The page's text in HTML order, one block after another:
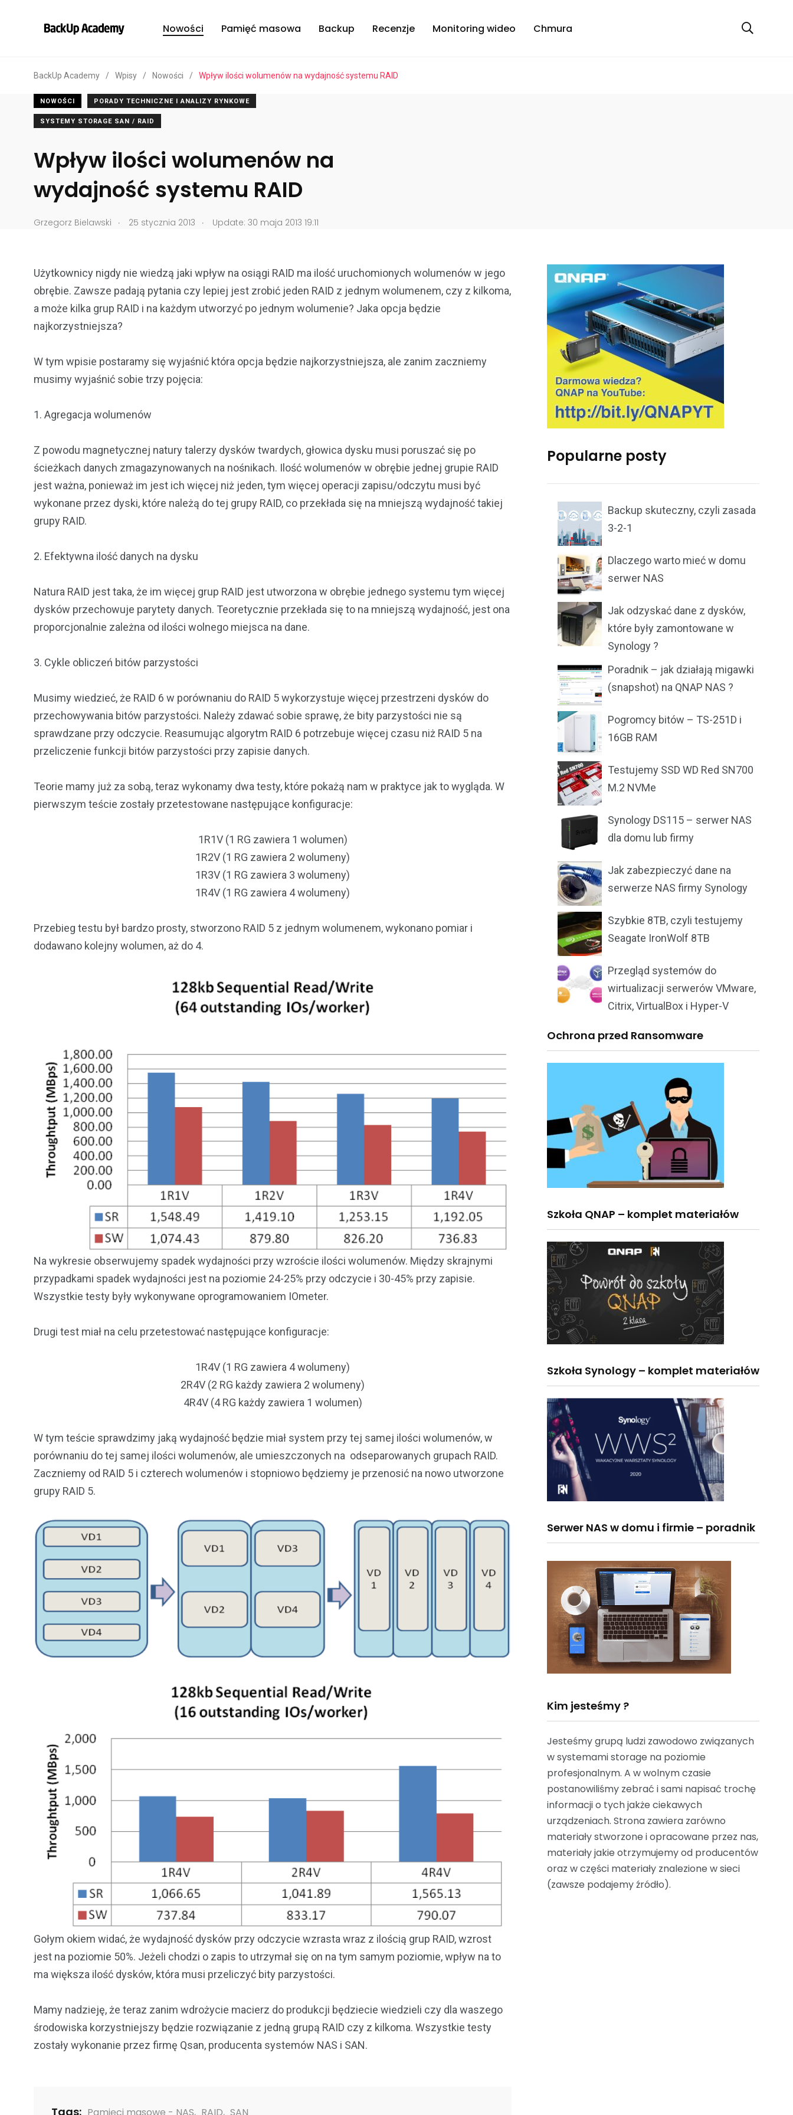
Nowości Pamięć masowa Backup Recenzje Monitoring wideo Chmura
BackUp Academy / Wpisy / Nowości / Wpływ ilości wolumenów na wydajność systemu RAID
NOWOŚCI PORADY TECHNICZNE I ANALIZY RYNKOWE
SYSTEMY STORAGE SAN / RAID
Wpływ ilości wolumenów na
wydajność systemu RAID
Grzegorz Bielawski . 25 stycznia 2013 . Update: 30 maja 2013 19:11
Użytkownicy nigdy nie wiedzą jaki wpływ na osiągi RAID ma ilość uruchomionych wolumenów w jego
obrębie. Zawsze padają pytania czy lepiej jest zrobić jeden RAID z jednym wolumenem, czy z kilkoma,
a może kilka grup RAID i na każdym utworzyć po jednym wolumenie? Jaka opcja będzie
najkorzystniejsza?
W tym wpisie postaramy się wyjaśnić która opcja będzie najkorzystniejsza, ale zanim zaczniemy
musimy wyjaśnić sobie trzy pojęcia:
1. Agregacja wolumenów
Z powodu magnetycznej natury talerzy dysków twardych, głowica dysku musi poruszać się po
ścieżkach danych zmagazynowanych na nośnikach. Ilość wolumenów w obrębie jednej grupie RAID
jest ważna, ponieważ im jest ich więcej niż jeden, tym więcej operacji zapisu/odczytu musi być
wykonane przez dyski, które należą do tej grupy RAID, co przekłada się na mniejszą wydajność takiej
grupy RAID.
2. Efektywna ilość danych na dysku
Natura RAID jest taka, że im więcej grup RAID jest utworzona w obrębie jednego systemu tym więcej
dysków przechowuje parytety danych. Teoretycznie przekłada się to na mniejszą wydajność, jest ona
proporcjonalnie zależna od ilości wolnego miejsca na dane.
3. Cykle obliczeń bitów parzystości
Musimy wiedzieć, że RAID 6 w porównaniu do RAID 5 wykorzystuje więcej przestrzeni dysków do
przechowywania bitów parzystości. Należy zdawać sobie sprawę, że bity parzystości nie są
sprawdzane przy odczycie. Reasumując algorytm RAID 6 potrzebuje więcej czasu niż RAID 5 na
przeliczenie funkcji bitów parzystości przy zapisie danych.
Teorie mamy już za sobą, teraz wykonamy dwa testy, które pokażą nam w praktyce jak to wygląda. W
pierwszym teście zostały przetestowane następujące konfiguracje:
1R1V (1 RG zawiera 1 wolumen)
1R2V (1 RG zawiera 2 wolumeny)
1R3V (1 RG zawiera 3 wolumeny)
1R4V (1 RG zawiera 4 wolumeny)
Przebieg testu był bardzo prosty, stworzono RAID 5 z jednym wolumenem, wykonano pomiar i
dodawano kolejny wolumen, aż do 4.
Na wykresie obserwujemy spadek wydajności przy wzroście ilości wolumenów. Między skrajnymi
przypadkami spadek wydajności jest na poziomie 24-25% przy odczycie i 30-45% przy zapisie.
Wszystkie testy były wykonywane oprogramowaniem IOmeter.
Drugi test miał na celu przetestować następujące konfiguracje:
1R4V (1 RG zawiera 4 wolumeny)
2R4V (2 RG każdy zawiera 2 wolumeny)
4R4V (4 RG każdy zawiera 1 wolumen)
W tym teście sprawdzimy jaką wydajność będzie miał system przy tej samej ilości wolumenów, w
porównaniu do tej samej ilości wolumenów, ale umieszczonych na odseparowanych grupach RAID.
Zaczniemy od RAID 5 i czterech wolumenów i stopniowo będziemy je przenosić na nowo utworzone
grupy RAID 5.
Gołym okiem widać, że wydajność dysków przy odczycie wzrasta wraz z ilością grup RAID, wzrost
jest na poziomie 50%. Jeżeli chodzi o zapis to utrzymał się on na tym samym poziomie, wpływ na to
ma większa ilość dysków, która musi przeliczyć bity parzystości.
Mamy nadzieję, że teraz zanim wdrożycie macierz do produkcji będziecie wiedzieli czy dla waszego
środowiska korzystniejszy będzie rozwiązanie z jedną grupą RAID czy z kilkoma. Wszystkie testy
zostały wykonanie przez firmę Qsan, producenta systemów NAS i SAN.
Tags:
Popularne posty
Backup skuteczny, czyli zasada
3-2-1
Dlaczego warto mieć w domu
serwer NAS
Jak odzyskać dane z dysków,
które były zamontowane w
Synology ?
Poradnik – jak działają migawki
(snapshot) na QNAP NAS ?
Pogromcy bitów – TS-251D i
16GB RAM
Testujemy SSD WD Red SN700
M.2 NVMe
Synology DS115 – serwer NAS
dla domu lub firmy
Jak zabezpieczyć dane na
serwerze NAS firmy Synology
Szybkie 8TB, czyli testujemy
Seagate IronWolf 8TB
Przegląd systemów do
wirtualizacji serwerów VMware,
Citrix, VirtualBox i Hyper-V
Ochrona przed Ransomware
Szkoła QNAP – komplet materiałów
Szkoła Synology – komplet materiałów
Serwer NAS w domu i firmie – poradnik
Kim jesteśmy ?
Jesteśmy grupą ludzi zawodowo związanych
w systemami storage na poziomie
profesjonalnym. A w wolnym czasie
postanowiliśmy zebrać i sami napisać trochę
informacji o tych jakże ciekawych
urządzeniach. Strona zawiera zarówno
materiały stworzone i opracowane przez nas,
materiały jakie otrzymujemy od producentów
oraz w części materiały znalezione w sieci
(zawsze podajemy źródło).